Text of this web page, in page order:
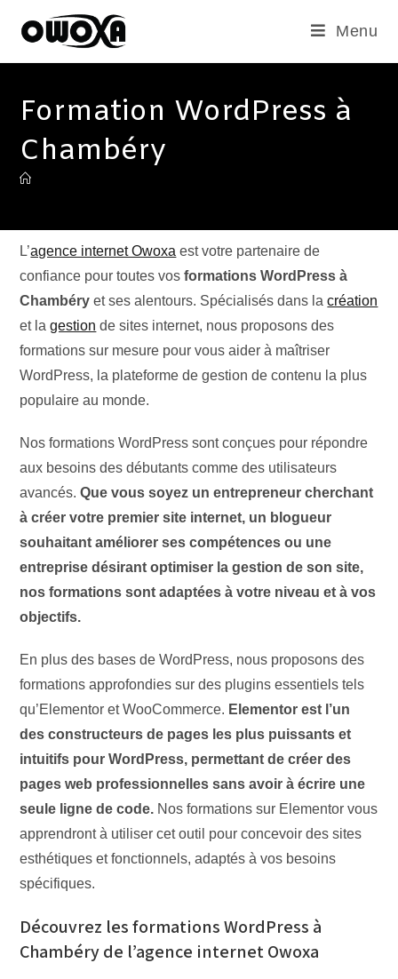
Menu
Formation WordPress à
Chambéry
L’agence internet Owoxa est votre partenaire de
confiance pour toutes vosformations WordPress à
Chambéry et ses alentours. Spécialisés dans lacréation
et lagestion de sites internet, nous proposons des
formations sur mesure pour vous aider à maîtriser
WordPress, la plateforme de gestion de contenu la plus
populaire au monde.
Nos formations WordPress sont conçues pour répondre
aux besoins des débutants comme des utilisateurs
avancés.Que vous soyez un entrepreneur cherchant
à créer votre premier site internet, un blogueur
souhaitant améliorer ses compétences ou une
entreprise désirant optimiser la gestion de son site,
nos formations sont adaptées à votre niveau et à vos
objectifs.
En plus des bases de WordPress, nous proposons des
formations approfondies sur des plugins essentiels tels
qu’Elementor et WooCommerce. Elementor est l’un
des constructeurs de pages les plus puissants et
intuitifs pour WordPress, permettant de créer des
pages web professionnelles sans avoir à écrire une
seule ligne de code. Nos formations sur Elementor vous
apprendront à utiliser cet outil pour concevoir des sites
esthétiques et fonctionnels, adaptés à vos besoins
spécifiques.
Découvrez les formations WordPress à
Chambéry de l’agence internet Owoxa